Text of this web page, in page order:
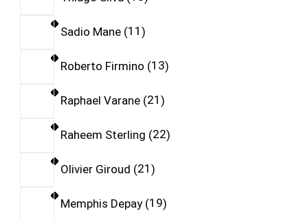
Sadio Mane 11
Roberto Firmino 13
Raphael Varane 21
Raheem Sterling 22
Olivier Giroud 21
Memphis Depay 19